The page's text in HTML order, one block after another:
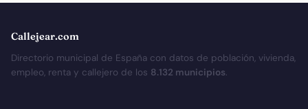
Callejear.com
Directorio municipal de España con datos de población, vivienda,
empleo, renta y callejero de los 8.132 municipios.